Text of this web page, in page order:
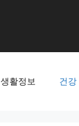
생활정보 건강